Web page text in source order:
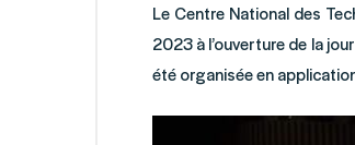
Le Centre National des
2023 à l’ouverture de la
été organisée en